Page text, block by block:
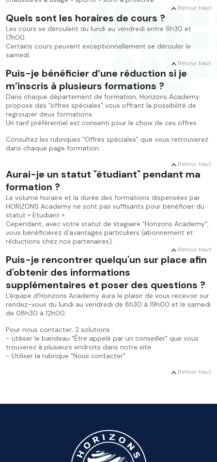
Retour haut
Quels sont les horaires de cours ?
Les cours se déroulent du lundi au vendredi entre 8h30 et
17h00.
Certains cours peuvent exceptionnellement se dérouler le
samedi.
Retour haut
Puis-je bénéficier d’une réduction si je
m’inscris à plusieurs formations ?
Dans chaque département de formation, Horizons Academy
propose des "offres spéciales" vous offrant la possibilité de
regrouper deux formations.
Un tarif préférentiel est consenti pour le choix de ces offres.
Consultez les rubriques "Offres spéciales" que vous retrouverez
dans chaque page formation.
Retour haut
Aurai-je un statut "étudiant" pendant ma
formation ?
Le volume horaire et la durée des formations dispensées par
HORIZONS Academy ne sont pas suffisants pour bénéficier du
statut « Etudiant ».
Cependant, avec votre statut de stagiaire "Horizons Academy",
vous bénéficierez d'avantages particuliers (abonnement et
réductions chez nos partenaires).
Retour haut
Puis-je rencontrer quelqu'un sur place afin
d'obtenir des informations
supplémentaires et poser des questions ?
L'équipe d'Horizons Academy aura le plaisir de vous recevoir sur
rendez-vous du lundi au vendredi de 8h30 à 19h00 et le samedi
de 08h30 à 12h00.
Pour nous contacter, 2 solutions :
- utiliser le bandeau "Être appelé par un conseiller" que vous
trouverez à plusieurs endroits dans notre site
- Utiliser la rubrique "Nous contacter"
Retour haut